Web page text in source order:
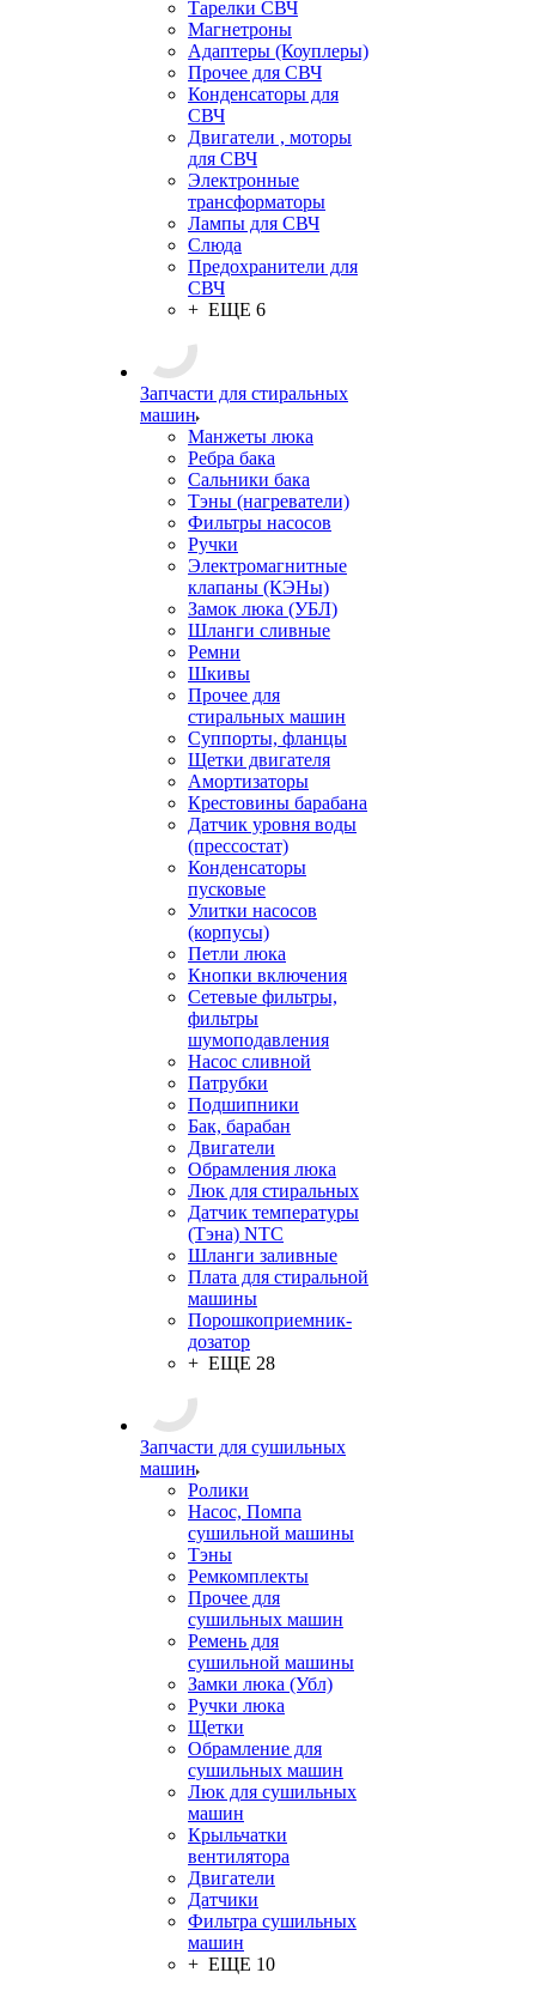
Тарелки СВЧ
Магнетроны
Адаптеры (Коуплеры)
Прочее для СВЧ
Конденсаторы для
СВЧ
Двигатели , моторы
для СВЧ
Электронные
трансформаторы
Лампы для СВЧ
Слюда
Предохранители для
СВЧ
+ ЕЩЕ 6
Запчасти для стиральных
машин
Манжеты люка
Ребра бака
Сальники бака
Тэны (нагреватели)
Фильтры насосов
Ручки
Электромагнитные
клапаны (КЭНы)
Замок люка (УБЛ)
Шланги сливные
Ремни
Шкивы
Прочее для
стиральных машин
Суппорты, фланцы
Щетки двигателя
Амортизаторы
Крестовины барабана
Датчик уровня воды
(прессостат)
Конденсаторы
пусковые
Улитки насосов
(корпусы)
Петли люка
Кнопки включения
Сетевые фильтры,
фильтры
шумоподавления
Насос сливной
Патрубки
Подшипники
Бак, барабан
Двигатели
Обрамления люка
Люк для стиральных
Датчик температуры
(Тэна) NTC
Шланги заливные
Плата для стиральной
машины
Порошкоприемник-
дозатор
+ ЕЩЕ 28
Запчасти для сушильных
машин
Ролики
Насос, Помпа
сушильной машины
Тэны
Ремкомплекты
Прочее для
сушильных машин
Ремень для
сушильной машины
Замки люка (Убл)
Ручки люка
Щетки
Обрамление для
сушильных машин
Люк для сушильных
машин
Крыльчатки
вентилятора
Двигатели
Датчики
Фильтра сушильных
машин
+ ЕЩЕ 10